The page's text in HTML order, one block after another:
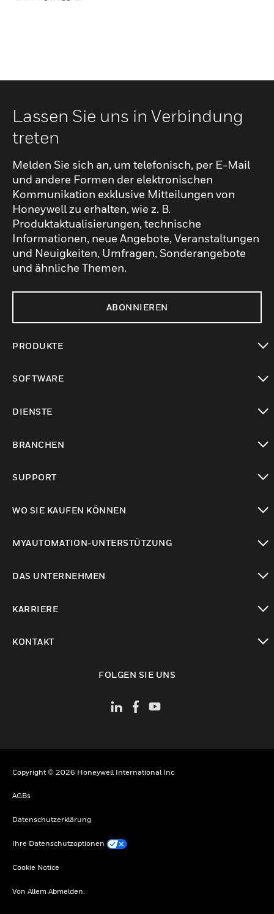
Lassen Sie uns in Verbindung
treten
Melden Sie sich an, um telefonisch, per E-Mail
und andere Formen der elektronischen
Kommunikation exklusive Mitteilungen von
Honeywell zu erhalten, wie z. B.
Produktaktualisierungen, technische
Informationen, neue Angebote, Veranstaltungen
und Neuigkeiten, Umfragen, Sonderangebote
und ähnliche Themen.
ABONNIEREN
PRODUKTE
SOFTWARE
DIENSTE
BRANCHEN
SUPPORT
WO SIE KAUFEN KÖNNEN
MYAUTOMATION-UNTERSTÜTZUNG
DAS UNTERNEHMEN
KARRIERE
KONTAKT
FOLGEN SIE UNS
Copyright © 2026 Honeywell International Inc
AGBs
Datenschutzerklärung
Ihre Datenschutzoptionen
Cookie Notice
Von Allem Abmelden.